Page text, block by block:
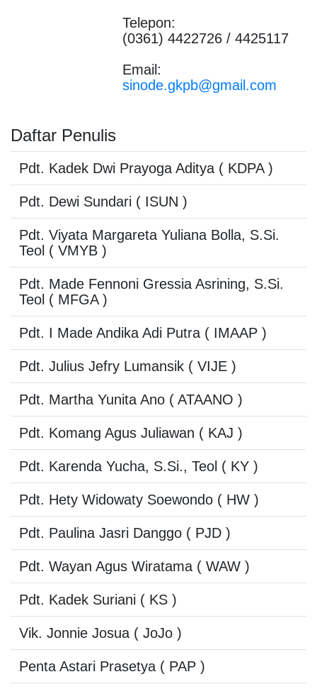
Telepon:
(0361) 4422726 / 4425117
Email:
sinode.gkpb@gmail.com
Daftar Penulis
Pdt. Kadek Dwi Prayoga Aditya ( KDPA )
Pdt. Dewi Sundari ( ISUN )
Pdt. Viyata Margareta Yuliana Bolla, S.Si.
Teol ( VMYB )
Pdt. Made Fennoni Gressia Asrining, S.Si.
Teol ( MFGA )
Pdt. I Made Andika Adi Putra ( IMAAP )
Pdt. Julius Jefry Lumansik ( VIJE )
Pdt. Martha Yunita Ano ( ATAANO )
Pdt. Komang Agus Juliawan ( KAJ )
Pdt. Karenda Yucha, S.Si., Teol ( KY )
Pdt. Hety Widowaty Soewondo ( HW )
Pdt. Paulina Jasri Danggo ( PJD )
Pdt. Wayan Agus Wiratama ( WAW )
Pdt. Kadek Suriani ( KS )
Vik. Jonnie Josua ( JoJo )
Penta Astari Prasetya ( PAP )